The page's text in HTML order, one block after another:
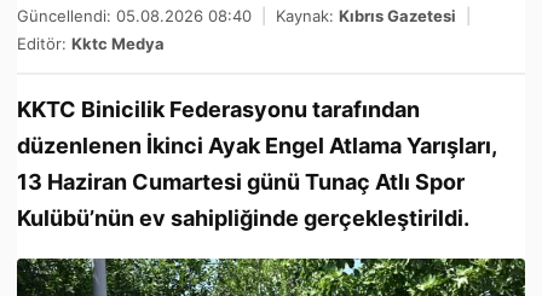
Güncellendi: 05.08.2026 08:40
Kaynak: Kıbrıs Gazetesi
Editör: Kktc Medya
KKTC Binicilik Federasyonu tarafından
düzenlenen İkinci Ayak Engel Atlama Yarışları,
13 Haziran Cumartesi günü Tunaç Atlı Spor
Kulübü’nün ev sahipliğinde gerçekleştirildi.